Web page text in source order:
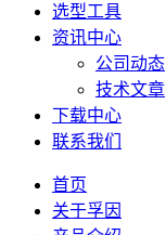
选型工具
资讯中心
公司动态
技术文章
下载中心
联系我们
首页
关于孚因